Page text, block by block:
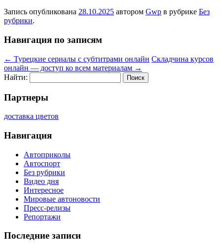
Запись опубликована 28.10.2025 автором Gwp в рубрике Без
рубрики.
Навигация по записям
← Турецкие сериалы с субтитрами онлайн Складчина курсов
онлайн — доступ ко всем материалам →
Найти:
Партнеры
доставка цветов
Навигация
Автоприколы
Автоспорт
Без рубрики
Видео дня
Интересное
Мировые автоновости
Пресс-релизы
Репортажи
Последние записи